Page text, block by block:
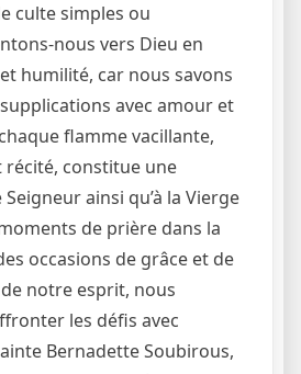
culte simples ou
nous vers Dieu en
humilité, car nous savons
avec amour et
flamme vacillante,
récité, constitue une
ainsi qu’à la Vierge
de prière dans la
occasions de grâce et de
notre esprit, nous
les défis avec
Bernadette Soubirous,